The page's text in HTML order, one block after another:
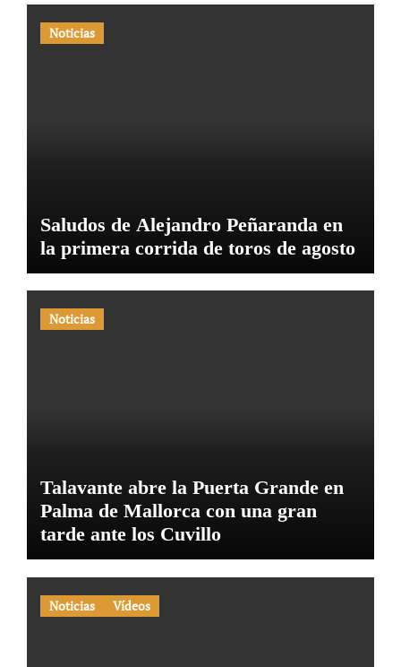
Noticias
Saludos de Alejandro Peñaranda en
la primera corrida de toros de agosto
Noticias
Talavante abre la Puerta Grande en
Palma de Mallorca con una gran
tarde ante los Cuvillo
Noticias Vídeos